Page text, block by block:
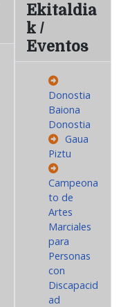
Ekitaldia
k /
Eventos
Donostia
Baiona
Donostia
Gaua
Piztu
Campeona
to de
Artes
Marciales
para
Personas
con
Discapacid
ad